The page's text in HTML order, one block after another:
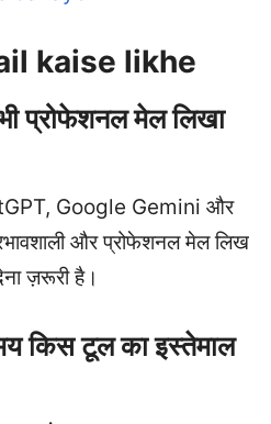
kaise likhe
प्रोफेशनल मेल लिखा
Google Gemini और
और प्रोफेशनल मेल लिख
ज़रूरी है।
किस टूल का इस्तेमाल